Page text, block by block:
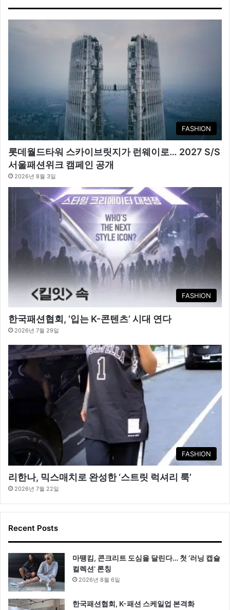
FASHION
롯데월드타워 스카이브릿지가 런웨이로… 2027 S/S
서울패션위크 캠페인 공개
2026년 8월 3일
FASHION
한국패션협회, ‘입는 K-콘텐츠’ 시대 연다
2026년 7월 29일
FASHION
리한나, 믹스매치로 완성한 ‘스트릿 럭셔리 룩’
2026년 7월 22일
Recent Posts
마뗑킴, 콘크리트 도심을 달린다… 첫 ‘러닝 캡슐
컬렉션’ 론칭
2026년 8월 6일
한국패션협회, K-패션 스케일업 본격화